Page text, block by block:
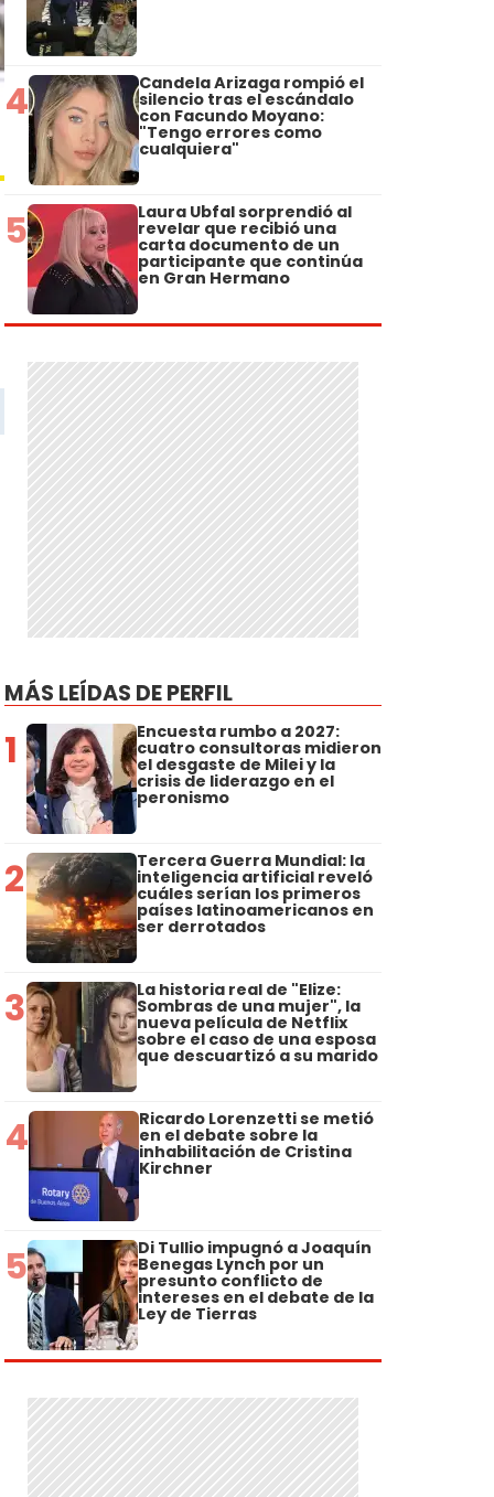
4 Candela Arizaga rompió el
silencio tras el escándalo
con Facundo Moyano:
"Tengo errores como
cualquiera"
5 Laura Ubfal sorprendió al
revelar que recibió una
carta documento de un
participante que continúa
en Gran Hermano
MÁS LEÍDAS DE PERFIL
1 Encuesta rumbo a 2027:
cuatro consultoras midieron
el desgaste de Milei y la
crisis de liderazgo en el
peronismo
2 Tercera Guerra Mundial: la
inteligencia artificial reveló
cuáles serían los primeros
países latinoamericanos en
ser derrotados
3 La historia real de "Elize:
Sombras de una mujer", la
nueva película de Netflix
sobre el caso de una esposa
que descuartizó a su marido
4 Ricardo Lorenzetti se metió
en el debate sobre la
inhabilitación de Cristina
Kirchner
5 Di Tullio impugnó a Joaquín
Benegas Lynch por un
presunto conflicto de
intereses en el debate de la
Ley de Tierras